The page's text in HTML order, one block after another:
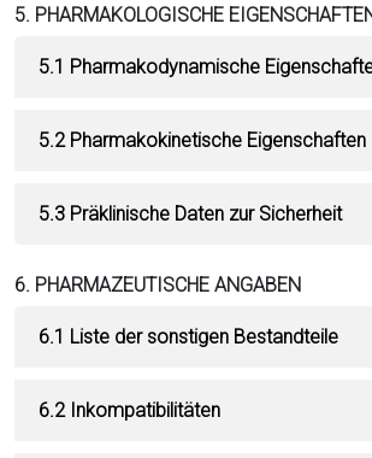
5. PHARMAKOLOGISCHE
5.1 Pharmakodynamische
5.2 Pharmakokinetische Eigenschaften
5.3 Präklinische Daten zur Sicherheit
6. PHARMAZEUTISCHE ANGABEN
6.1 Liste der sonstigen Bestandteile
6.2 Inkompatibilitäten